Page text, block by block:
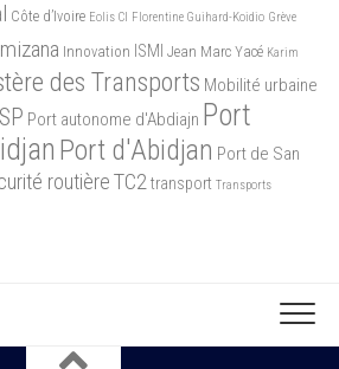
Côte d’Ivoire Eolis CI Florentine Guihard-Koidio Grève
Innovation ISMI Jean Marc Yacé Karim
des Transports Mobilité urbaine
Port autonome d'Abdiajn Port
Port d'Abidjan Port de San
routièreTC2transport Transports